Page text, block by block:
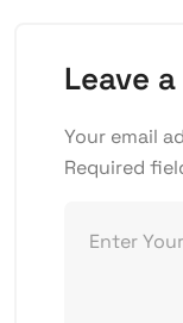
Leave
Your email
Required